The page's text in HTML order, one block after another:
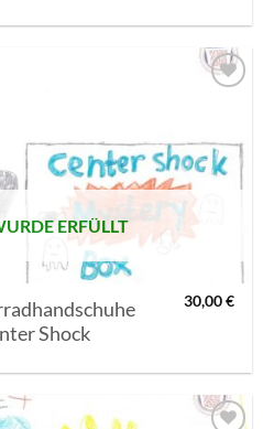
SETZEN
ERFÜLLT
Shock
30,00€